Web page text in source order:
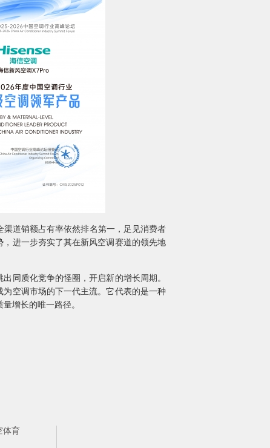
道销额占有率依然排名第一，足见消费者
进一步夯实了其在新风空调赛道的领先地
同质化竞争的怪圈，开启新的增长周期。
空调市场的下一代主流。它代表的是一种
增长的唯一路径。
体育